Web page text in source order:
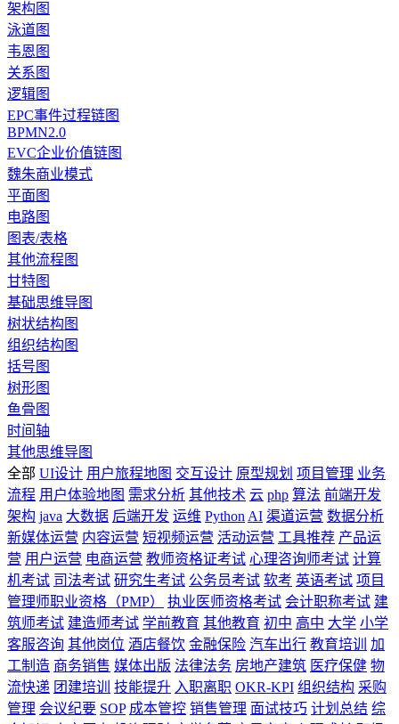
架构图
泳道图
韦恩图
关系图
逻辑图
EPC事件过程链图
BPMN2.0
EVC企业价值链图
魏朱商业模式
平面图
电路图
图表/表格
其他流程图
甘特图
基础思维导图
树状结构图
组织结构图
括号图
树形图
鱼骨图
时间轴
其他思维导图
全部 UI设计 用户旅程地图 交互设计 原型规划 项目管理 业务
流程 用户体验地图 需求分析 其他技术 云 php 算法 前端开发
架构 java 大数据 后端开发 运维 Python AI 渠道运营 数据分析
新媒体运营 内容运营 短视频运营 活动运营 工具推荐 产品运
营 用户运营 电商运营 教师资格证考试 心理咨询师考试 计算
机考试 司法考试 研究生考试 公务员考试 软考 英语考试 项目
管理师职业资格（PMP）
执业医师资格考试 会计职称考试 建
筑师考试 建造师考试 学前教育 其他教育 初中 高中 大学 小学
客服咨询 其他岗位 酒店餐饮 金融保险 汽车出行 教育培训
加
工制造 商务销售 媒体出版 法律法务 房地产建筑 医疗保健 物
流快递 团建培训 技能提升 入职离职 OKR-KPI 组织结构 采购
管理 会议纪要 SOP 成本管控 销售管理 面试技巧 计划总结 综